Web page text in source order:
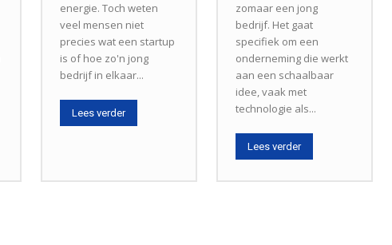
energie. Toch weten
veel mensen niet
precies wat een startup
is of hoe zo'n jong
bedrijf in elkaar...
Lees verder
zomaar een jong
bedrijf. Het gaat
specifiek om een
onderneming die werkt
aan een schaalbaar
idee, vaak met
technologie als...
Lees verder